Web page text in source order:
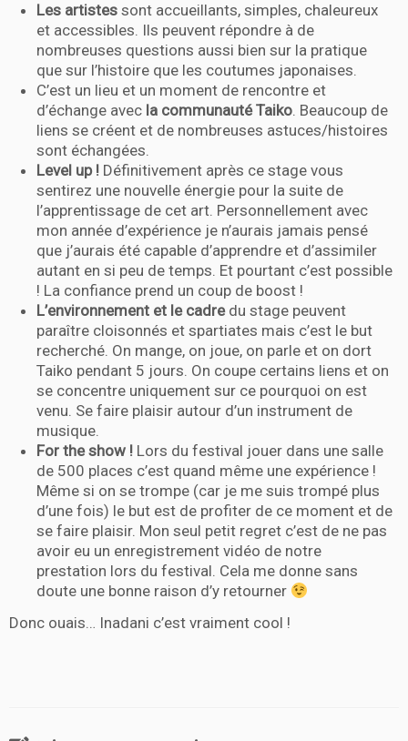
Les artistes sont accueillants, simples, chaleureux
et accessibles. Ils peuvent répondre à de
nombreuses questions aussi bien sur la pratique
que sur l’histoire que les coutumes japonaises.
C’est un lieu et un moment de rencontre et
d’échange avec la communauté Taiko. Beaucoup de
liens se créent et de nombreuses astuces/histoires
sont échangées.
Level up ! Définitivement après ce stage vous
sentirez une nouvelle énergie pour la suite de
l’apprentissage de cet art. Personnellement avec
mon année d’expérience je n’aurais jamais pensé
que j’aurais été capable d’apprendre et d’assimiler
autant en si peu de temps. Et pourtant c’est possible
! La confiance prend un coup de boost !
L’environnement et le cadredu stage peuvent
paraître cloisonnés et spartiates mais c’est le but
recherché. On mange, on joue, on parle et on dort
Taiko pendant 5 jours. On coupe certains liens et on
se concentre uniquement sur ce pourquoi on est
venu. Se faire plaisir autour d’un instrument de
musique.
For the show ! Lors du festival jouer dans une salle
de 500 places c’est quand même une expérience !
Même si on se trompe (car je me suis trompé plus
d’une fois) le but est de profiter de ce moment et de
se faire plaisir. Mon seul petit regret c’est de ne pas
avoir eu un enregistrement vidéo de notre
prestation lors du festival. Cela me donne sans
doute une bonne raison d’y retourner
Donc ouais… Inadani c’est vraiment cool !